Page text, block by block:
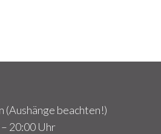
(Aushänge beachten!)
20:00 Uhr